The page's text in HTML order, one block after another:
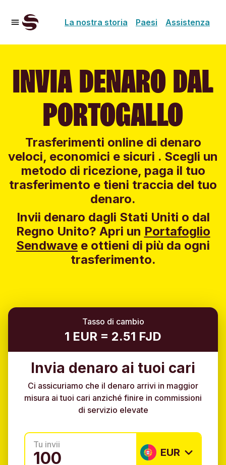
La nostra storia Paesi Assistenza
INVIA DENARO DAL
PORTOGALLO
Trasferimenti online di denaro
veloci, economici e sicuri . Scegli un
metodo di ricezione, paga il tuo
trasferimento e tieni traccia del tuo
denaro.
Invii denaro dagli Stati Uniti o dal
Regno Unito? Apri un Portafoglio
Sendwave e ottieni di più da ogni
trasferimento.
Tasso di cambio
1 EUR = 2.51 FJD
Invia denaro ai tuoi cari
Ci assicuriamo che il denaro arrivi in maggior
misura ai tuoi cari anziché finire in commissioni
di servizio elevate
Tu invii
EUR